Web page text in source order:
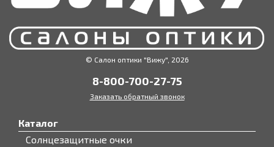
© Салон оптики "Вижу", 2026
8-800-700-27-75
Заказать обратный звонок
Каталог
Солнцезащитные очки